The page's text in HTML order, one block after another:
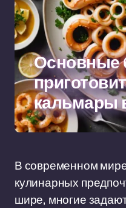
Основные
кальмары
В современном
кулинарных
шире, многие